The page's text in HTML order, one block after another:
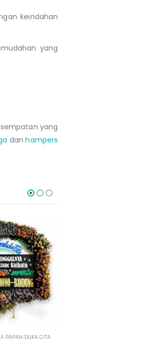
keindahan
yang
yang
danhampers
PAPAN MAHKOTA